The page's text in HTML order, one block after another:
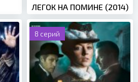
ЛЕГОК НА ПОМИНЕ (2014)
8 серий